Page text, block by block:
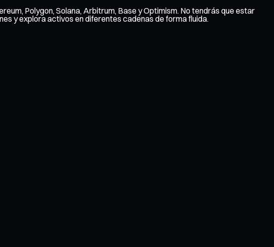
Polygon, Solana, Arbitrum, Base y Optimism. No tendrás que estar
y explora activos en diferentes cadenas de forma fluida.